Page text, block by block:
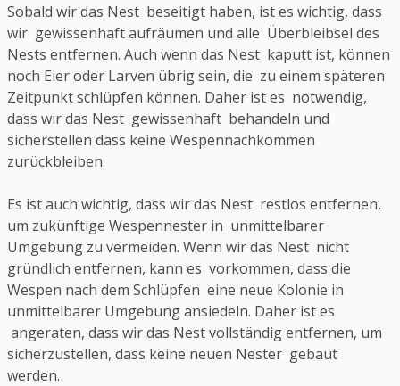
Sobald wir das Nest beseitigt haben, ist es wichtig, dass
wir gewissenhaft aufräumen und alle Überbleibsel des
Nests entfernen. Auch wenn das Nest kaputt ist, können
noch Eier oder Larven übrig sein, die zu einem späteren
Zeitpunkt schlüpfen können. Daher ist es notwendig,
dass wir das Nest gewissenhaft behandeln und
sicherstellen dass keine Wespennachkommen
zurückbleiben.
Es ist auch wichtig, dass wir das Nest restlos entfernen,
um zukünftige Wespennester in unmittelbarer
Umgebung zu vermeiden. Wenn wir das Nest nicht
gründlich entfernen, kann es vorkommen, dass die
Wespen nach dem Schlüpfen eine neue Kolonie in
unmittelbarer Umgebung ansiedeln. Daher ist es
angeraten, dass wir das Nest vollständig entfernen, um
sicherzustellen, dass keine neuen Nester gebaut
werden.